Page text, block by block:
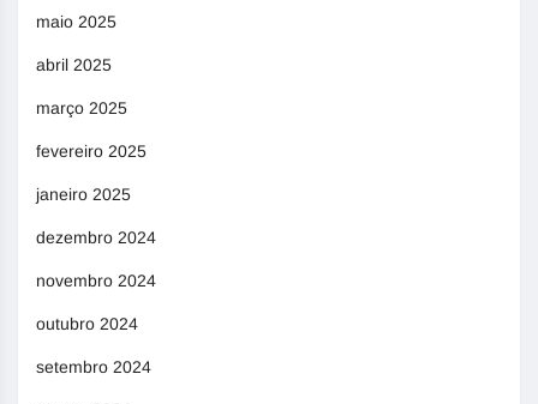
maio 2025
abril 2025
março 2025
fevereiro 2025
janeiro 2025
dezembro 2024
novembro 2024
outubro 2024
setembro 2024